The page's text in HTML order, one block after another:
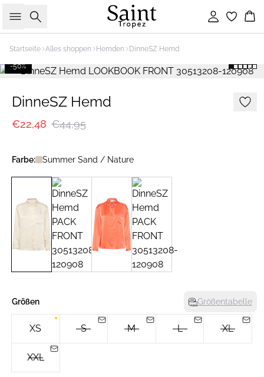
Suche Einloggen
Startseite Alles shoppen Hemden DinneSZ Hemd
-50%
DinneSZ Hemd
€22,48 €44,95
Farbe: Summer Sand / Nature
Größen Größentabelle
XS S M L XL
XXL